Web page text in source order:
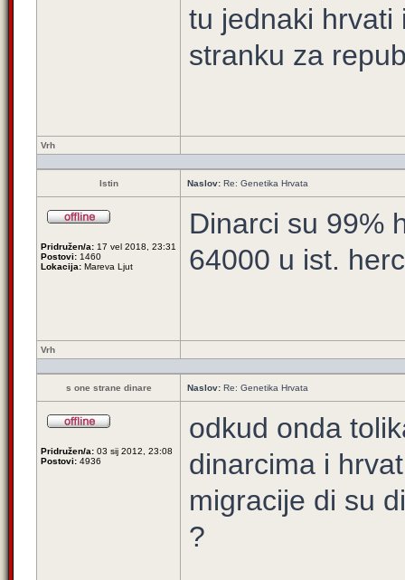
tu jednaki hrvati
stranku za
Vrh
Istin Naslov: Re: Genetika Hrvata
Pridružen/a: 17 vel 2018, 23:31
Postovi: 1460
Lokacija: Mareva Ljut
Dinarci su 99%
64000 u ist.
Vrh
s one strane dinare Naslov: Re: Genetika Hrvata
Pridružen/a: 03 sij 2012, 23:08
Postovi: 4936
odkud onda
dinarcima i
migracije di su
?